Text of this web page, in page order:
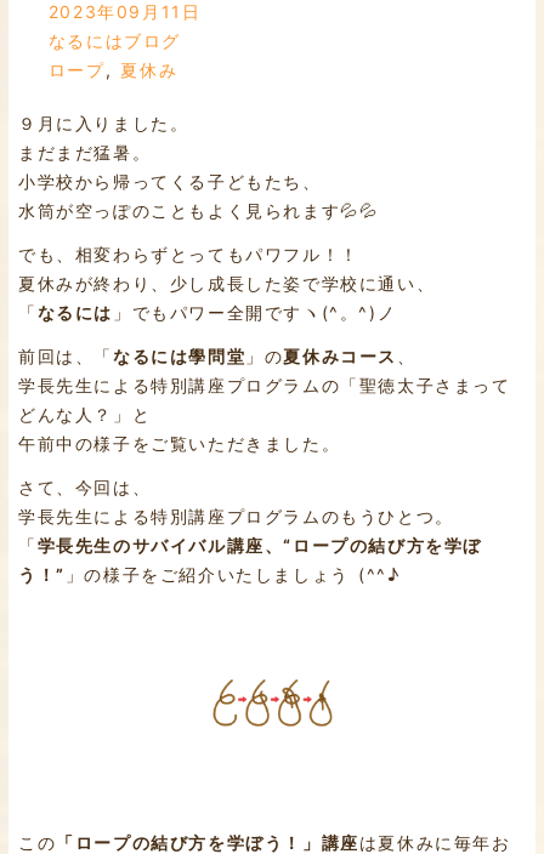
2023年09月11日
なるにはブログ
ロープ, 夏休み
９月に入りました。
まだまだ猛暑。
小学校から帰ってくる子どもたち、
水筒が空っぽのこともよく見られます💦💦
でも、相変わらずとってもパワフル！！
夏休みが終わり、少し成長した姿で学校に通い、
「なるには 」でもパワー全開ですヽ(^。^)ノ
前回は、「なるには學問堂 」の夏休みコース
学長先生による特別講座プログラムの「聖徳太子さまって
どんな人？」と
午前中の様子をご覧いただきました。
さて、今回は、
学長先生による特別講座プログラムのもうひとつ。
「学長先生のサバイバル講座、“ロープの結び方を学ぼ
う！” 」の様子をご紹介いたしましょう (^^♪
この 「ロープの結び方を学ぼう！」講座は夏休みに毎年お